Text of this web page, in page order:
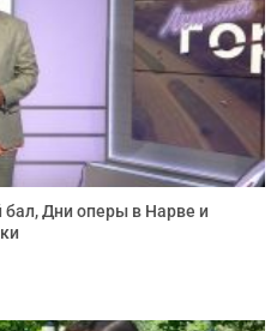
бал, Дни оперы в Нарве и